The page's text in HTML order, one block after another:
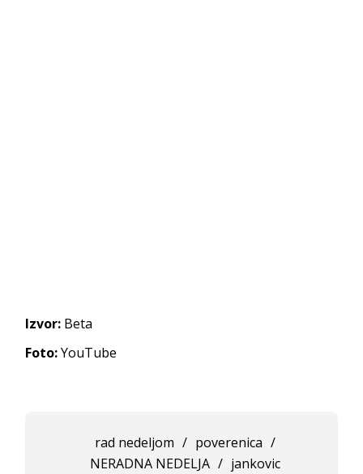
Izvor: Beta
Foto:YouTube
rad nedeljom / poverenica /
NERADNA NEDELJA / jankovic